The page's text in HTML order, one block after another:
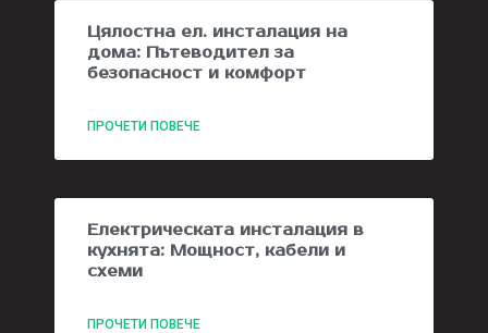
Цялостна ел. инсталация на
дома: Пътеводител за
безопасност и комфорт
ПРОЧЕТИ ПОВЕЧЕ
Електрическата инсталация в
кухнята: Мощност, кабели и
схеми
ПРОЧЕТИ ПОВЕЧЕ